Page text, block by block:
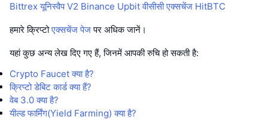
Bittrex यूनिस्वैप V2 Binance Upbit वीसीसी एक्सचेंज HitBTC
हमारे क्रिप्टोएक्सचेंज पेजपर अधिक जानें।
यहां कुछ अन्य लेख दिए गए हैं, जिनमें आपकी रुचि हो सकती है:
Crypto Faucet क्या है?
क्रिप्टो डेबिट कार्ड क्या हैं?
वेब 3.0 क्या है?
यील्ड फार्मिंग(Yield Farming) क्या है?